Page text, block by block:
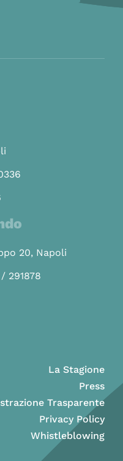
20, Napoli
291878
La Stagione
Press
Trasparente
Privacy Policy
Whistleblowing